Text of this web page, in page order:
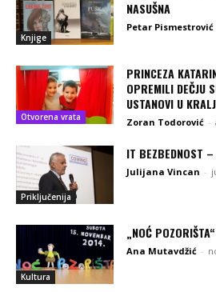
Knjige
NASUŠNA
Petar Pismestrović
Otvorena vrata
PRINCEZA
OPREMILI DEČJU
USTANOVI U
Zoran Todorović -
Priključenija
IT BEZBEDNOST
Julijana Vincan -
Kultura
„NOĆ
Ana Mutavdžić -